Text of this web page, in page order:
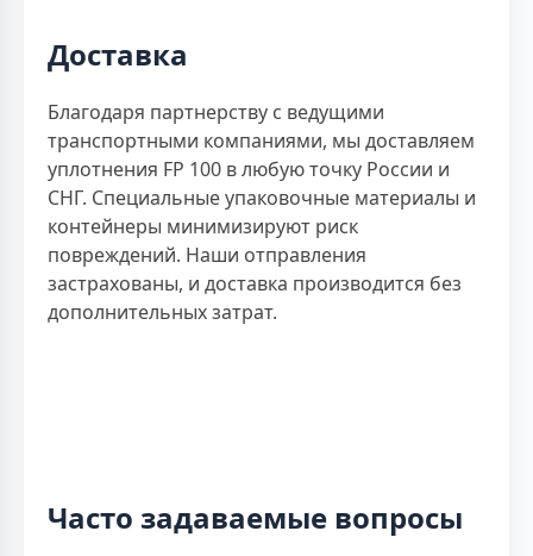
Доставка
Благодаря партнерству с ведущими
транспортными компаниями, мы доставляем
уплотнения FP 100 в любую точку России и
СНГ. Специальные упаковочные материалы и
контейнеры минимизируют риск
повреждений. Наши отправления
застрахованы, и доставка производится без
дополнительных затрат.
Часто задаваемые вопросы